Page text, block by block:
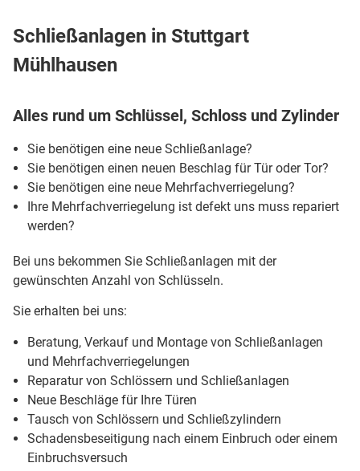
Schließanlagen in Stuttgart
Mühlhausen
Alles rund um Schlüssel, Schloss und Zylinder
Sie benötigen eine neue Schließanlage?
Sie benötigen einen neuen Beschlag für Tür oder Tor?
Sie benötigen eine neue Mehrfachverriegelung?
Ihre Mehrfachverriegelung ist defekt uns muss repariert
werden?
Bei uns bekommen Sie Schließanlagen mit der
gewünschten Anzahl von Schlüsseln.
Sie erhalten bei uns:
Beratung, Verkauf und Montage von Schließanlagen
und Mehrfachverriegelungen
Reparatur von Schlössern und Schließanlagen
Neue Beschläge für Ihre Türen
Tausch von Schlössern und Schließzylindern
Schadensbeseitigung nach einem Einbruch oder einem
Einbruchsversuch